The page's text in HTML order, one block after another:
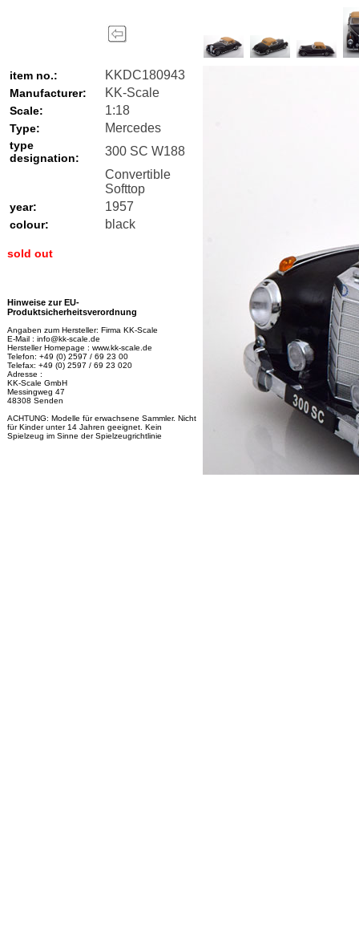
item no.: KKDC180943
Manufacturer: KK-Scale
Scale: 1:18
Type: Mercedes
type
designation:
300 SC W188
Convertible
Softtop
year: 1957
colour: black
sold out
Hinweise zur EU-
Produktsicherheitsverordnung
Angaben zum Hersteller: Firma KK-Scale
E-Mail : info@kk-scale.de
Hersteller Homepage : www.kk-scale.de
Telefon: +49 (0) 2597 / 69 23 00
Telefax: +49 (0) 2597 / 69 23 020
Adresse :
KK-Scale GmbH
Messingweg 47
48308 Senden
ACHTUNG: Modelle für erwachsene Sammler. Nicht
für Kinder unter 14 Jahren geeignet. Kein
Spielzeug im Sinne der Spielzeugrichtlinie